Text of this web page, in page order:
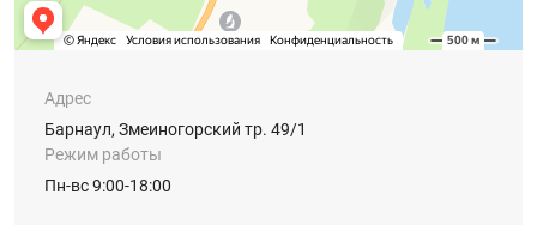
Адрес
Барнаул, Змеиногорский тр. 49/1
Режим работы
Пн-вс 9:00-18:00